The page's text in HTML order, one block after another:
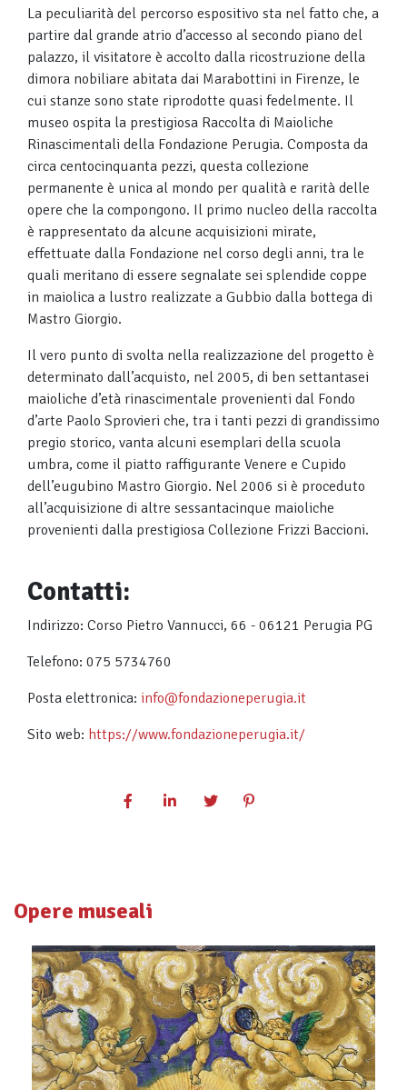
La peculiarità del percorso espositivo sta nel fatto che, a
partire dal grande atrio d’accesso al secondo piano del
palazzo, il visitatore è accolto dalla ricostruzione della
dimora nobiliare abitata dai Marabottini in Firenze, le
cui stanze sono state riprodotte quasi fedelmente. Il
museo ospita la prestigiosa Raccolta di Maioliche
Rinascimentali della Fondazione Perugia. Composta da
circa centocinquanta pezzi, questa collezione
permanente è unica al mondo per qualità e rarità delle
opere che la compongono. Il primo nucleo della raccolta
è rappresentato da alcune acquisizioni mirate,
effettuate dalla Fondazione nel corso degli anni, tra le
quali meritano di essere segnalate sei splendide coppe
in maiolica a lustro realizzate a Gubbio dalla bottega di
Mastro Giorgio.
Il vero punto di svolta nella realizzazione del progetto è
determinato dall’acquisto, nel 2005, di ben settantasei
maioliche d’età rinascimentale provenienti dal Fondo
d’arte Paolo Sprovieri che, tra i tanti pezzi di grandissimo
pregio storico, vanta alcuni esemplari della scuola
umbra, come il piatto raffigurante Venere e Cupido
dell’eugubino Mastro Giorgio. Nel 2006 si è proceduto
all’acquisizione di altre sessantacinque maioliche
provenienti dalla prestigiosa Collezione Frizzi Baccioni.
Contatti:
Indirizzo: Corso Pietro Vannucci, 66 - 06121 Perugia PG
Telefono: 075 5734760
Posta elettronica: info@fondazioneperugia.it
Sito web: https://www.fondazioneperugia.it/
Opere museali